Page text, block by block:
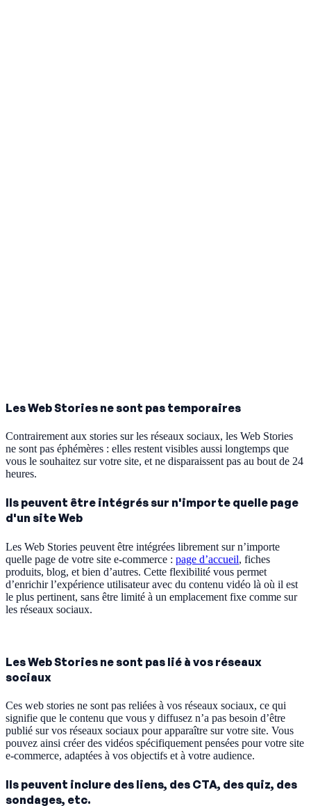
Les Web Stories ne sont pas temporaires
Contrairement aux stories sur les réseaux sociaux, les Web Stories
ne sont pas éphémères : elles restent visibles aussi longtemps que
vous le souhaitez sur votre site, et ne disparaissent pas au bout de 24
heures.
Ils peuvent être intégrés sur n'importe quelle page
d'un site Web
Les Web Stories peuvent être intégrées librement sur n’importe
quelle page de votre site e-commerce : page d’accueil, fiches
produits, blog, et bien d’autres. Cette flexibilité vous permet
d’enrichir l’expérience utilisateur avec du contenu vidéo là où il est
le plus pertinent, sans être limité à un emplacement fixe comme sur
les réseaux sociaux.
Les Web Stories ne sont pas lié à vos réseaux
sociaux
Ces web stories ne sont pas reliées à vos réseaux sociaux, ce qui
signifie que le contenu que vous y diffusez n’a pas besoin d’être
publié sur vos réseaux sociaux pour apparaître sur votre site. Vous
pouvez ainsi créer des vidéos spécifiquement pensées pour votre site
e-commerce, adaptées à vos objectifs et à votre audience.
Ils peuvent inclure des liens, des CTA, des quiz, des
sondages, etc.